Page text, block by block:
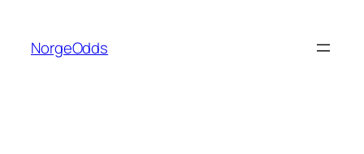
innhold
NorgeOdds